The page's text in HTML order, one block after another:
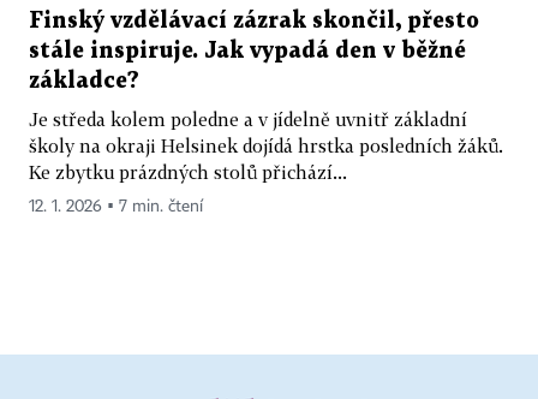
Finský vzdělávací zázrak skončil, přesto
stále inspiruje. Jak vypadá den v běžné
základce?
Je středa kolem poledne a v jídelně uvnitř základní
školy na okraji Helsinek dojídá hrstka posledních žáků.
Ke zbytku prázdných stolů přichází...
12. 1. 2026 ▪ 7 min. čtení